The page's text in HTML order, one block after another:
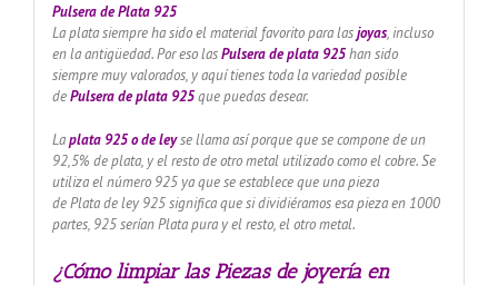
Pulsera de Plata 925
La plata siempre ha sido el material favorito para lasjoyas, incluso
en la antigüedad. Por eso lasPulsera de plata 925han sido
siempre muy valorados, y aquí tienes toda la variedad posible
dePulsera de plata 925que puedas desear.
Laplata 925 o de ley se llama así porque que se compone de un
92,5% de plata, y el resto de otro metal utilizado como el cobre. Se
utiliza el número 925 ya que se establece que una pieza
de Plata de ley 925 significa que si dividiéramos esa pieza en 1000
partes, 925 serían Plata pura y el resto, el otro metal.
¿Cómo limpiar las Piezas de joyería en